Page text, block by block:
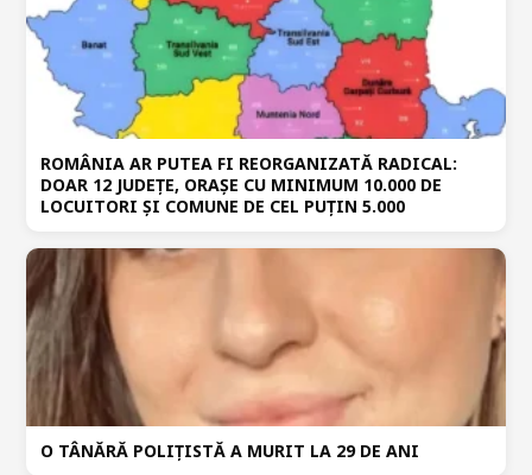
ROMÂNIA AR PUTEA FI REORGANIZATĂ RADICAL:
DOAR 12 JUDEȚE, ORAȘE CU MINIMUM 10.000 DE
LOCUITORI ȘI COMUNE DE CEL PUȚIN 5.000
O TÂNĂRĂ POLIȚISTĂ A MURIT LA 29 DE ANI